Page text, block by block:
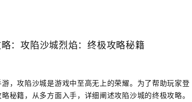
：攻陷沙城烈焰：终极攻略秘籍
，攻陷沙城是游戏中至高无上的荣耀。为了帮助玩家登
秘籍，从多方面入手，详细阐述攻陷沙城的终极攻略。